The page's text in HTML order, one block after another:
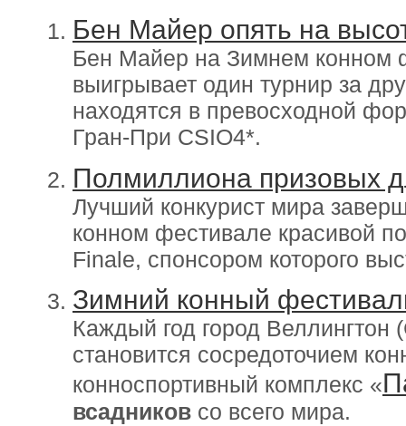
Бен Майер опять на
Бен Майер на Зимнем конном
выигрывает один турнир за
находятся в превосходной
Гран-При CSIO4*.
Полмиллиона призовых
Лучший конкурист мира
конном фестивале красивой
Finale, спонсором которого
Зимний конный
Каждый год город
становится сосредоточием
конноспортивный комплекс «
всадников со всего мира.